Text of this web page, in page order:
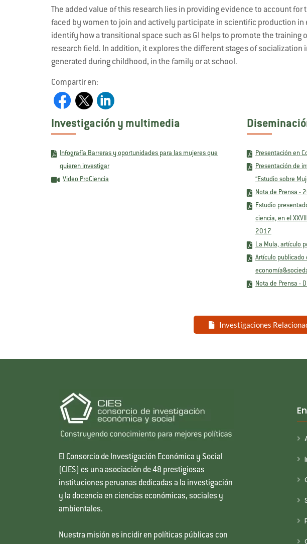
The added value of this research lies in providing evidence to account
faced by women to join and actively participate in scientific production in
identify how a transitional space such as GI helps to promote the training
research field. In addition, it explores the different stages of socialization
generated during childhood, in the family or at school.
Compartir en:
Investigación y multimedia
Infografía Barreras y oportunidades para las mujeres que
quieren investigar
Video ProCiencia
Presentación en
Presentación de
“Estudio sobre
Nota de Prensa -
Estudio
ciencia, en el
2017
La Mula, artículo
Artículo publicado
Nota de Prensa -
Investigaciones
El Consorcio de Investigación Económica y Social
(CIES) es una asociación de 48 prestigiosas
instituciones peruanas dedicadas a la investigación
y la docencia en ciencias económicas, sociales y
ambientales.
Nuestra misión es incidir en políticas públicas con